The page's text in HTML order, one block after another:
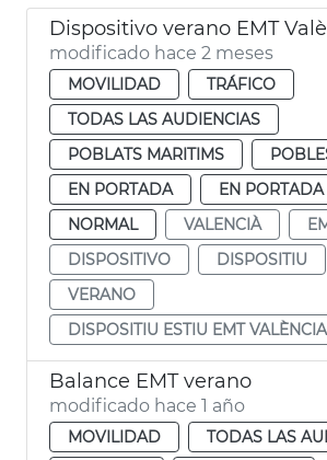
Dispositivo verano EMT
modificado hace 2 meses
MOVILIDAD
TRÁFICO
TODAS LAS AUDIENCIAS
POBLATS MARITIMS
EN PORTADA
EN
NORMAL
VALENCIÀ
DISPOSITIVO
DISPOSITIU
VERANO
DISPOSITIU ESTIU EMT VALÈNCIA
Balance EMT verano
modificado hace 1 año
MOVILIDAD
TODAS LAS